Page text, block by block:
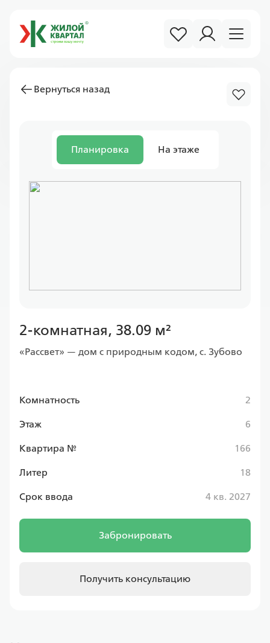
Вернуться назад
Планировка На этаже
2-комнатная, 38.09 м²
«Рассвет» — дом с природным кодом, с. Зубово
Комнатность 2
Этаж 6
Квартира № 166
Литер 18
Срок ввода 4 кв. 2027
Забронировать
Получить консультацию